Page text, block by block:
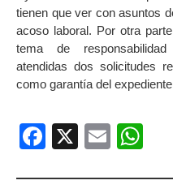
tienen que ver con asuntos
acoso laboral. Por otra
tema de
atendidas dos solicitudes
como garantía del
Facebook
X Email